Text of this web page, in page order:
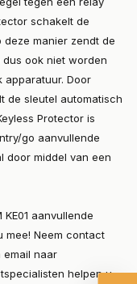
schakelt de
manier zendt de
ook niet worden
apparatuur. Door
de sleutel automatisch
Protector is
go aanvullende
door middel van een
aanvullende
mee! Neem contact
email naar
helpen u